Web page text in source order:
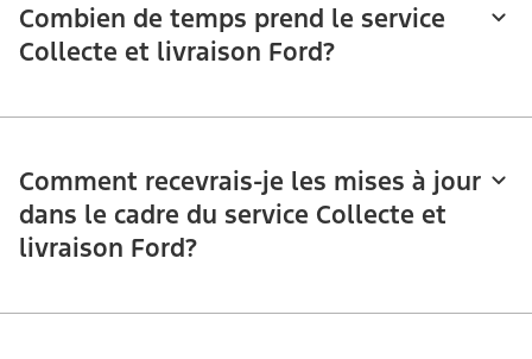
Combien de temps prend le service
Collecte et livraison Ford?
Comment recevrais-je les mises à jour
dans le cadre du service Collecte et
livraison Ford?